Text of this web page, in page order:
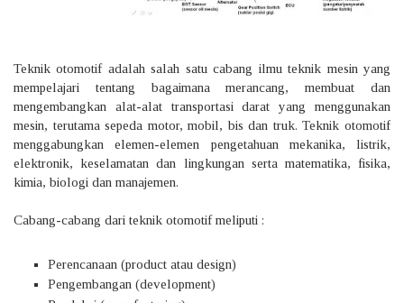
Teknik otomotif adalah salah satu cabang ilmu teknik mesin yang
mempelajari tentang bagaimana merancang, membuat dan
mengembangkan alat-alat transportasi darat yang menggunakan
mesin, terutama sepeda motor, mobil, bis dan truk. Teknik otomotif
menggabungkan elemen-elemen pengetahuan mekanika, listrik,
elektronik, keselamatan dan lingkungan serta matematika, fisika,
kimia, biologi dan manajemen.
Cabang-cabang dari teknik otomotif meliputi :
Perencanaan (product atau design)
Pengembangan (development)